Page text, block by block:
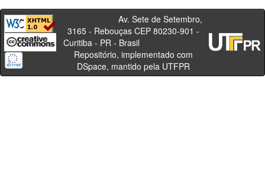
Av. Sete de Setembro,
3165 - Rebouças CEP 80230-901 -
Curitiba - PR - Brasil
Repositório, implementado com
DSpace, mantido pela UTFPR